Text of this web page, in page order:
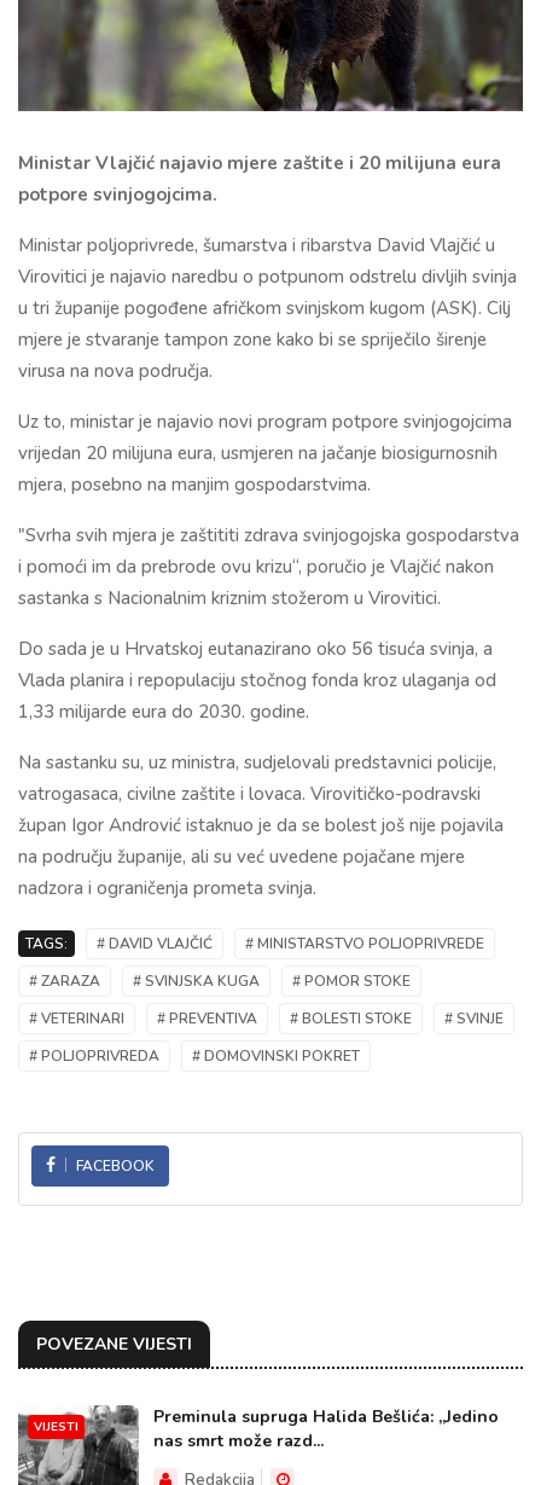
Ministar Vlajčić najavio mjere zaštite i 20 milijuna eura
potpore svinjogojcima.
Ministar poljoprivrede, šumarstva i ribarstva David Vlajčić u
Virovitici je najavio naredbu o potpunom odstrelu divljih svinja
u tri županije pogođene afričkom svinjskom kugom (ASK). Cilj
mjere je stvaranje tampon zone kako bi se spriječilo širenje
virusa na nova područja.
Uz to, ministar je najavio novi program potpore svinjogojcima
vrijedan 20 milijuna eura, usmjeren na jačanje biosigurnosnih
mjera, posebno na manjim gospodarstvima.
"Svrha svih mjera je zaštititi zdrava svinjogojska gospodarstva
i pomoći im da prebrode ovu krizu“, poručio je Vlajčić nakon
sastanka s Nacionalnim kriznim stožerom u Virovitici.
Do sada je u Hrvatskoj eutanazirano oko 56 tisuća svinja, a
Vlada planira i repopulaciju stočnog fonda kroz ulaganja od
1,33 milijarde eura do 2030. godine.
Na sastanku su, uz ministra, sudjelovali predstavnici policije,
vatrogasaca, civilne zaštite i lovaca. Virovitičko-podravski
župan Igor Andrović istaknuo je da se bolest još nije pojavila
na području županije, ali su već uvedene pojačane mjere
nadzora i ograničenja prometa svinja.
TAGS: # DAVID VLAJČIĆ
# MINISTARSTVO POLJOPRIVREDE
# ZARAZA
# SVINJSKA KUGA
# POMOR STOKE
# VETERINARI
# PREVENTIVA # BOLESTI STOKE
# SVINJE
# POLJOPRIVREDA
# DOMOVINSKI POKRET
FACEBOOK
POVEZANE VIJESTI
VIJESTI
Preminula supruga Halida Bešlića: „Jedino
nas smrt može razd...
Redakcija